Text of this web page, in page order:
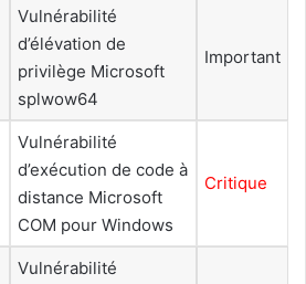
Vulnérabilité
d’élévation de
privilège Microsoft
splwow64
Important
Vulnérabilité
d’exécution de code à
distance Microsoft
COM pour Windows
Critique
Vulnérabilité